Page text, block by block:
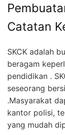
Catatan
SKCK adalah
beragam
pendidikan .
seseorang
.Masyarakat
kantor polisi,
yang mudah